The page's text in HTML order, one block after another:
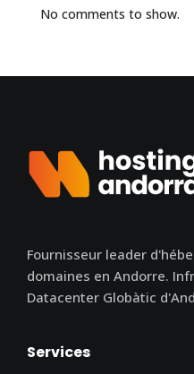
No comments to show.
Fournisseur leader
domaines en Andorre.
Datacenter Globàtic
Services